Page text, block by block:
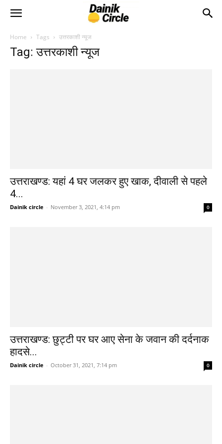
Home Tags उत्तरकाशी न्यूज
Tag: उत्तरकाशी न्यूज
उत्तराखण्ड: यहां 4 घर जलकर हुए खाक, दीवाली से पहले
4...
Dainik circle - November 3, 2021, 4:14 pm 0
उत्तराखण्ड: छुट्टी पर घर आए सेना के जवान की दर्दनाक
हादसे...
Dainik circle - October 31, 2021, 7:14 pm 0